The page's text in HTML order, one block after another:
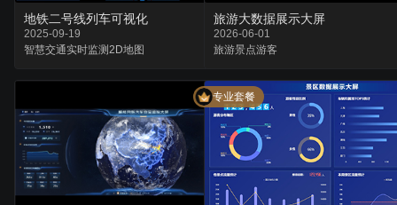
地铁二号线列车可视化
2025-09-19
智慧交通实时监测2D地图
旅游大数据展示大屏
2026-06-01
旅游景点游客
专业套餐